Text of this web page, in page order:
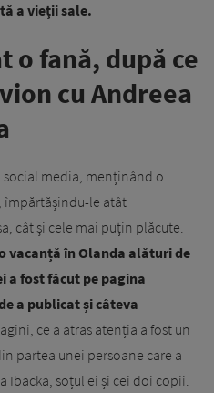
a vieții sale.
o fană, după ce
cu Andreea
social media, menținând o
împărtășindu-le atât
cât și cele mai puțin plăcute.
vacanță în Olanda alături de
fost făcut pe pagina
a publicat și câteva
ce a atras atenția a fost un
partea unei persoane care a
Ibacka, soțul ei și cei doi copii.